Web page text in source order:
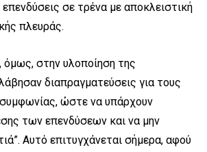
σε τρένα με αποκλειστική
πλευράς.
στην υλοποίηση της
διαπραγματεύσεις για τους
ώστε να υπάρχουν
των επενδύσεων και να μην
Αυτό επιτυγχάνεται σήμερα, αφού